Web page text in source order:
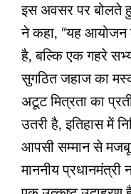
इस अवसर पर बोलते
ने कहा, “यह आयोजन
है, बल्कि एक गहरे
सुगठित जहाज का
अटूट मित्रता का
उतरी है, इतिहास में
आपसी सम्मान से
माननीय प्रधानमंत्री